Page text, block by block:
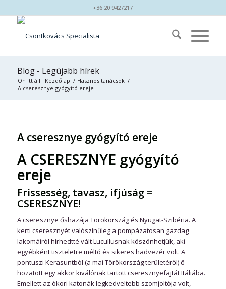
+36 20 9427217
Blog - Legújabb hírek
Ön itt áll: Kezdőlap / Hasznos tanácsok /
A cseresznye gyógyító ereje
A cseresznye gyógyító ereje
A CSERESZNYE gyógyító
ereje
Frissesség, tavasz, ifjúság =
CSERESZNYE!
A cseresznye őshazája Törökország és Nyugat-Szibéria. A
kerti cseresznyét valószínűleg a pompázatosan gazdag
lakomáiról hírhedtté vált Lucullusnak köszönhetjük, aki
egyébként tiszteletre méltó és sikeres hadvezér volt. A
pontuszi Kerasuntból (a mai Törökország területéről) ő
hozatott egy akkor kiválónak tartott cseresznyefajtát Itáliába.
Emellett az ókori katonák legkedveltebb szomjoltója volt,